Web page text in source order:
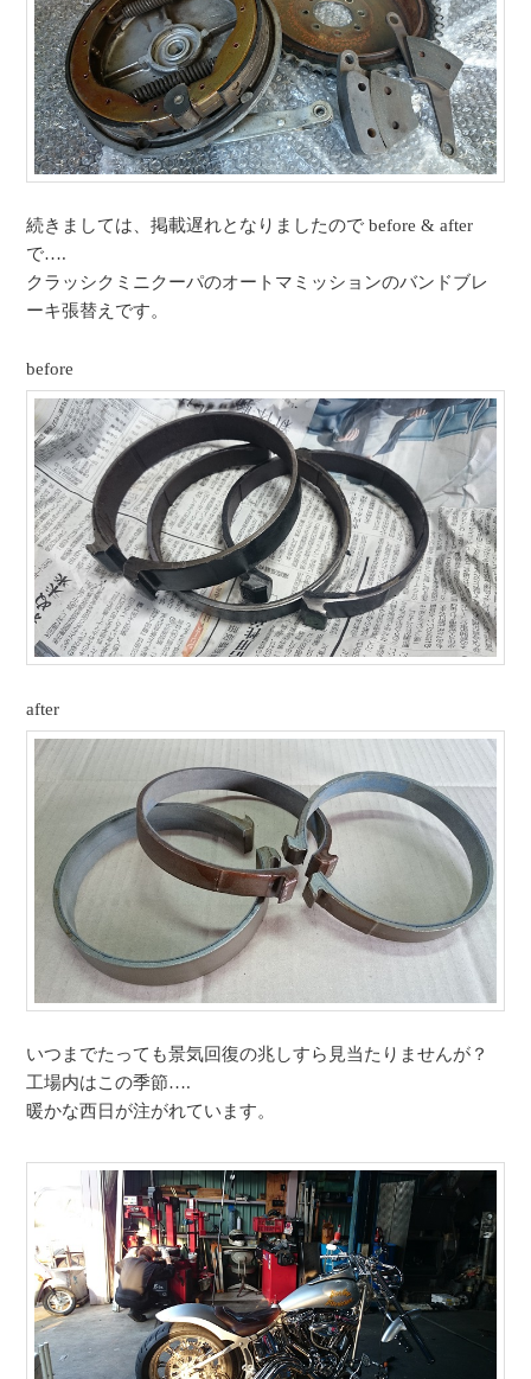
続きましては、掲載遅れとなりましたので before & after
で….
クラッシクミニクーパのオートマミッションのバンドブレ
ーキ張替えです。
before
after
いつまでたっても景気回復の兆しすら見当たりませんが？
工場内はこの季節….
暖かな西日が注がれています。